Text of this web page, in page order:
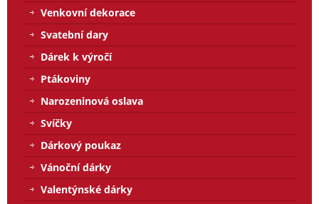
Venkovní dekorace
Svatební dary
Dárek k výročí
Ptákoviny
Narozeninová oslava
Svíčky
Dárkový poukaz
Vánoční dárky
Valentýnské dárky